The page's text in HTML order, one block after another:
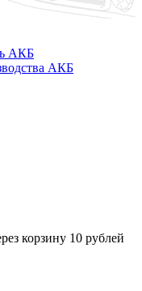
АКБ
АКБ
корзину 10 рублей